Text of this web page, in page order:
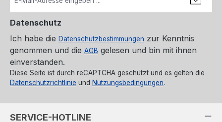
Datenschutz
Ich habe die Datenschutzbestimmungen zur Kenntnis
genommen und die AGB gelesen und bin mit ihnen
einverstanden.
Diese Seite ist durch reCAPTCHA geschützt und es gelten die
Datenschutzrichtlinie und Nutzungsbedingungen.
SERVICE-HOTLINE